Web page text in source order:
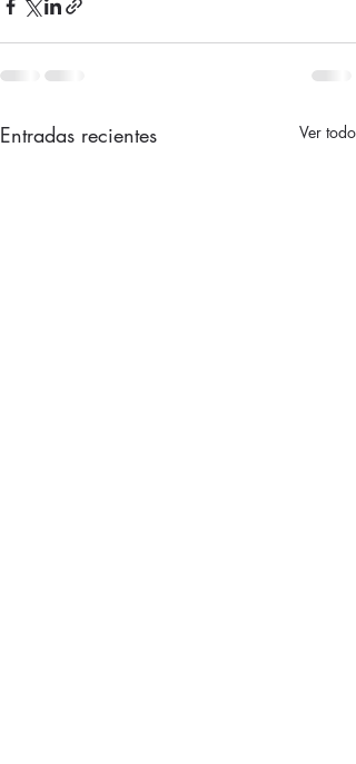
Entradas recientes Ver todo